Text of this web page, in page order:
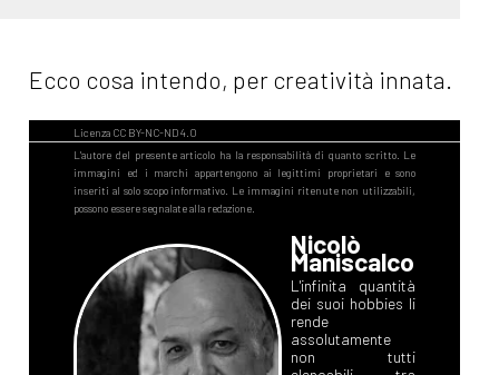
Ecco cosa intendo, per creatività innata.
Nicolò
Maniscalco
L'infinita quantità
dei suoi hobbies li
rende
assolutamente
non tutti